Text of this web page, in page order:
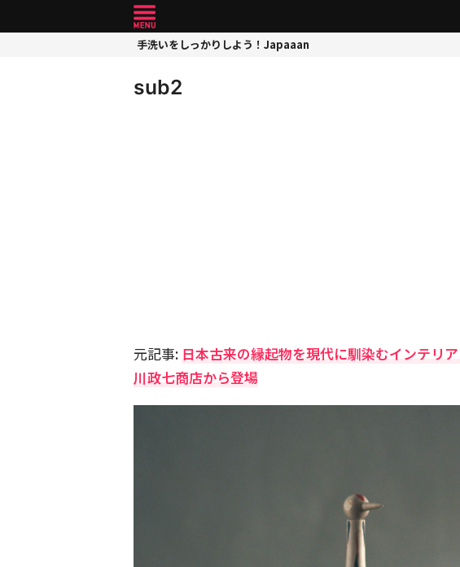
手洗いをしっかりしよう！Japaaan
sub2
元記事: 日本古来の縁起物を現代に馴染むインテリ
川政七商店から登場